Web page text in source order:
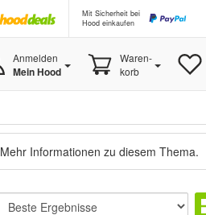
Mit Sicherheit bei
Hood einkaufen
Anmelden
Mein Hood
Waren-
korb
Mehr Informationen zu diesem Thema.